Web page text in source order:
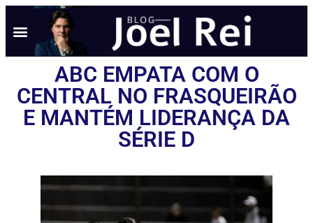
ABC EMPATA COM O
CENTRAL NO FRASQUEIRÃO
E MANTÉM LIDERANÇA DA
SÉRIE D